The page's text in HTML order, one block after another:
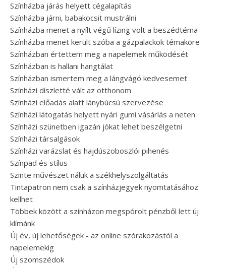
Színházba járás helyett cégalapítás
Színházba járni, babakocsit mustrálni
Színházba menet a nyílt végű lízing volt a beszédtéma
Színházba menet került szóba a gázpalackok témaköre
Színházban értettem meg a napelemek működését
Színházban is hallani hangtálat
Színházban ismertem meg a lángvágó kedvesemet
Színházi díszletté vált az otthonom
Színházi előadás alatt lánybúcsú szervezése
Színházi látogatás helyett nyári gumi vásárlás a neten
Színházi szünetben igazán jókat lehet beszélgetni
Színházi társalgások
Színházi varázslat és hajdúszoboszlói pihenés
Színpad és stílus
Szinte művészet náluk a székhelyszolgáltatás
Tintapatron nem csak a színházjegyek nyomtatásához
kellhet
Többek között a színházon megspórolt pénzből lett új
klímánk
Új év, új lehetőségek - az online szórakozástól a
napelemekig
Új szomszédok